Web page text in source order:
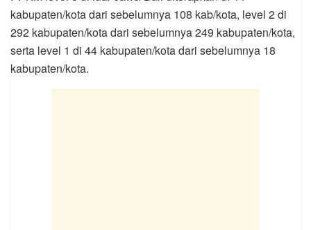
kabupaten/kota dari sebelumnya 108 kab/kota, level 2 di
292 kabupaten/kota dari sebelumnya 249 kabupaten/kota,
serta level 1 di 44 kabupaten/kota dari sebelumnya 18
kabupaten/kota.